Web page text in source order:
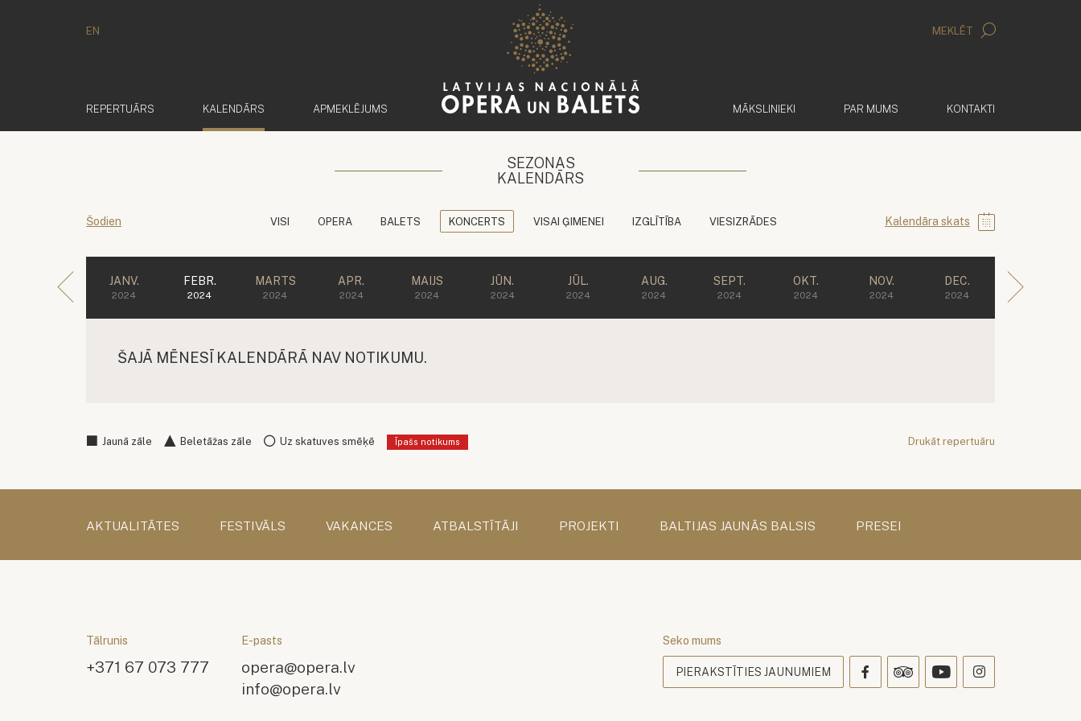
EN MEKLĒT
REPERTUĀRS KALENDĀRS APMEKLĒJUMS MĀKSLINIEKI PAR MUMS KONTAKTI
SEZONAS
KALENDĀRS
Šodien VISI OPERA BALETS KONCERTS VISAI ĢIMENEI IZGLĪTĪBA VIESIZRĀDES Kalendāra skats
JANV.
2024
FEBR.
2024
MARTS
2024
APR.
2024
MAIJS
2024
JŪN.
2024
JŪL.
2024
AUG.
2024
SEPT.
2024
OKT.
2024
NOV.
2024
DEC.
2024
ŠAJĀ MĒNESĪ KALENDĀRĀ NAV NOTIKUMU.
Jaunā zāle Beletāžas zāle Uz skatuves smēķē Īpašs notikums Drukāt repertuāru
AKTUALITĀTES FESTIVĀLS VAKANCES ATBALSTĪTĀJI PROJEKTI BALTIJAS JAUNĀS BALSIS PRESEI
Tālrunis
+371 67 073 777
E-pasts
opera@opera.lv
info@opera.lv
Seko mums
PIERAKSTĪTIES JAUNUMIEM